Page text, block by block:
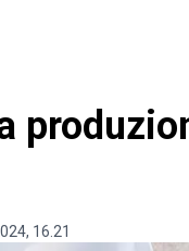
16.21